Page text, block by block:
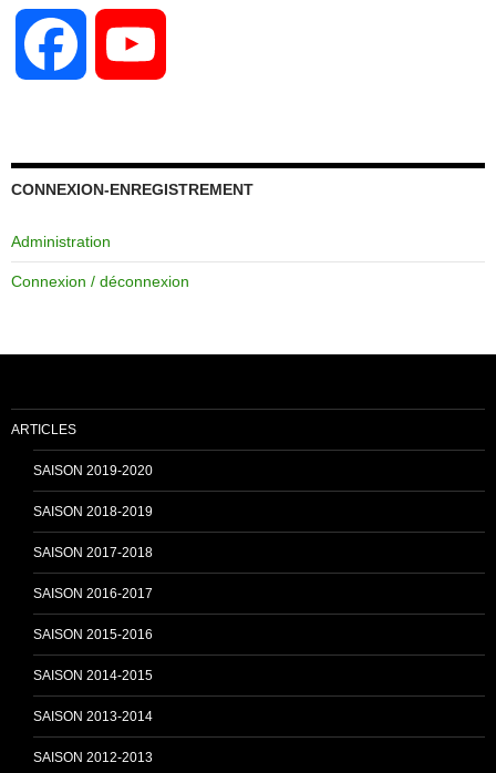
c
o
u
h
CONNEXION-ENREGISTREMENT
Administration
Connexion / déconnexion
ARTICLES
SAISON 2019-2020
SAISON 2018-2019
SAISON 2017-2018
SAISON 2016-2017
SAISON 2015-2016
SAISON 2014-2015
SAISON 2013-2014
SAISON 2012-2013